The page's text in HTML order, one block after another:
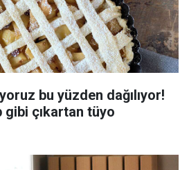
bu yüzden dağılıyor!
gibi çıkartan tüyo